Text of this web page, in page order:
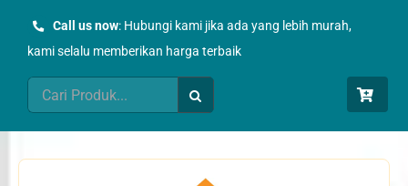
Call us now: Hubungi kami jika ada yang lebih murah,
kami selalu memberikan harga terbaik
Search
for: